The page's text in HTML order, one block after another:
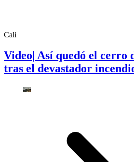
Cali
Video| Así quedó el cerro
tras el devastador